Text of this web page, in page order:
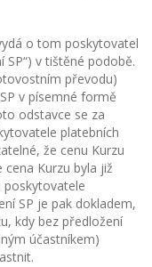
o tom poskytovatel
v tištěné podobě.
převodu)
v písemné formě
odstavce se za
platebních
že cenu Kurzu
Kurzu byla již
poskytovatele
SP je pak dokladem,
kdy bez předložení
účastníkem)